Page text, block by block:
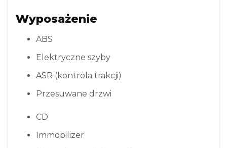
Wyposażenie
ABS
Elektryczne szyby
ASR (kontrola trakcji)
Przesuwane drzwi
CD
Immobilizer